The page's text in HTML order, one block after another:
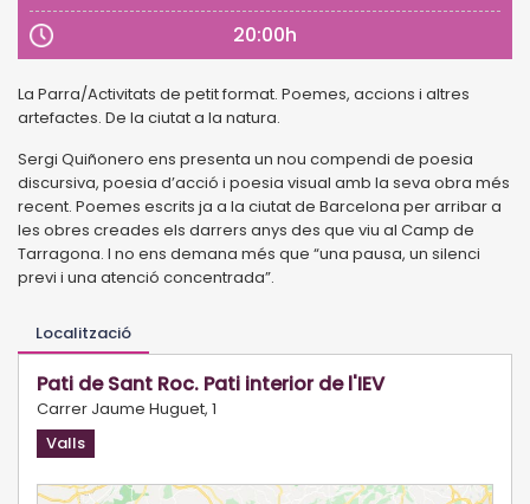
20:00h
La Parra/Activitats de petit format. Poemes, accions i altres
artefactes. De la ciutat a la natura.
Sergi Quiñonero ens presenta un nou compendi de poesia
discursiva, poesia d’acció i poesia visual amb la seva obra més
recent. Poemes escrits ja a la ciutat de Barcelona per arribar a
les obres creades els darrers anys des que viu al Camp de
Tarragona. I no ens demana més que “una pausa, un silenci
previ i una atenció concentrada”.
Localització
Pati de Sant Roc. Pati interior de l'IEV
Carrer Jaume Huguet, 1
Valls